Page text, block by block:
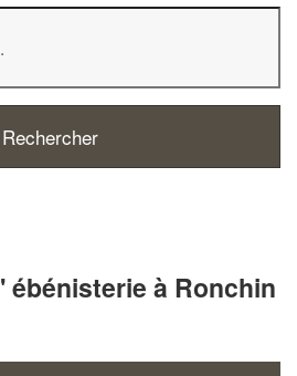
ébénisterie à Ronchin